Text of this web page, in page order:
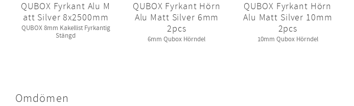
Omdömen
QUBOX Fyrkant Alu M
att Silver 8x2500mm
QUBOX 8mm Kakellist Fyrkantig
Stängd
QUBOX Fyrkant Hörn
Alu Matt Silver 6mm
2pcs
6mm Qubox Hörndel
QUBOX Fyrkant Hörn
Alu Matt Silver 10mm
2pcs
10mm Qubox Hörndel